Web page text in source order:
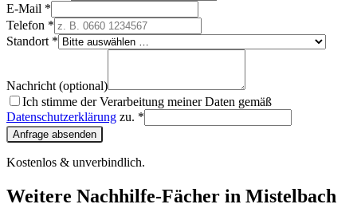
E-Mail *
Telefon *
Standort *
Nachricht (optional)
Ich stimme der Verarbeitung meiner Daten gemäß
Datenschutzerklärung zu. *
Anfrage absenden
Kostenlos & unverbindlich.
Weitere Nachhilfe-Fächer in Mistelbach